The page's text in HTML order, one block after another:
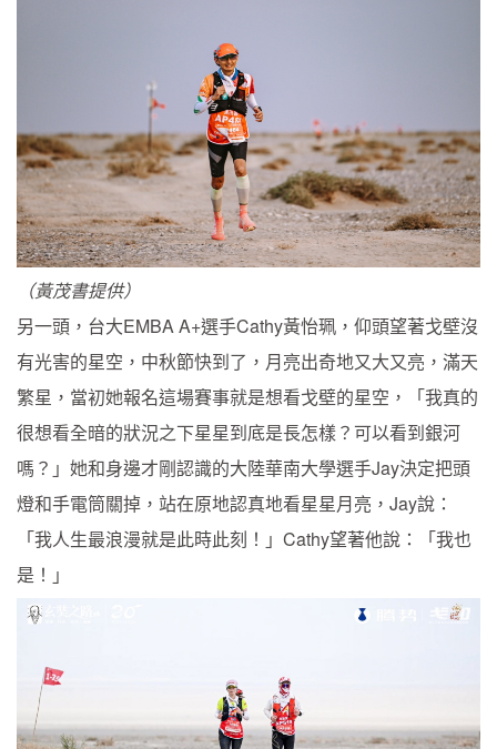
（黃茂書提供）
另一頭，台大EMBA A+選手Cathy黃怡珮，仰頭望著戈壁沒
有光害的星空，中秋節快到了，月亮出奇地又大又亮，滿天
繁星，當初她報名這場賽事就是想看戈壁的星空，「我真的
很想看全暗的狀況之下星星到底是長怎樣？可以看到銀河
嗎？」她和身邊才剛認識的大陸華南大學選手Jay決定把頭
燈和手電筒關掉，站在原地認真地看星星月亮，Jay說：
「我人生最浪漫就是此時此刻！」Cathy望著他說：「我也
是！」